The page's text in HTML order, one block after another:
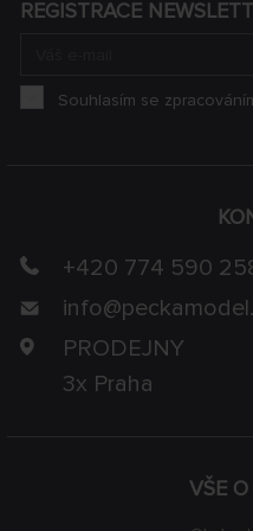
VŠE
+420 774 590
info@
PRODEJNY
3x Praha
REGISTRACE
Souhlasím se